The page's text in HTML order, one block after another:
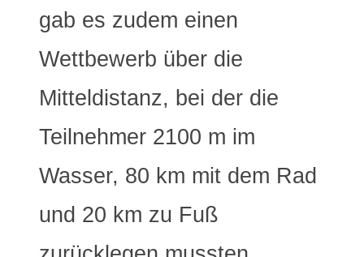
gab es zudem einen
Wettbewerb über die
Mitteldistanz, bei der die
Teilnehmer 2100 m im
Wasser, 80 km mit dem Rad
und 20 km zu Fuß